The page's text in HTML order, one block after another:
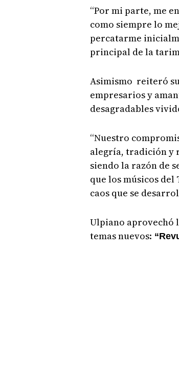
“Por mi parte, me
como siempre lo
percatarme
principal de la
Asimismo reiteró
empresarios y
desagradables
“Nuestro
alegría, tradición y
siendo la razón de
que los músicos
caos que se
Ulpiano aprovechó
temas nuevos: